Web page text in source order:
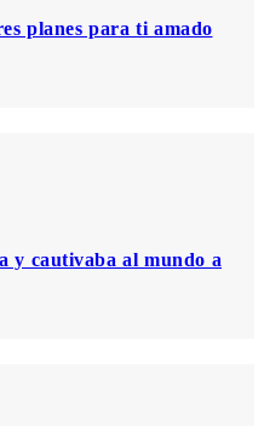
planes para ti amado
y cautivaba al mundo a